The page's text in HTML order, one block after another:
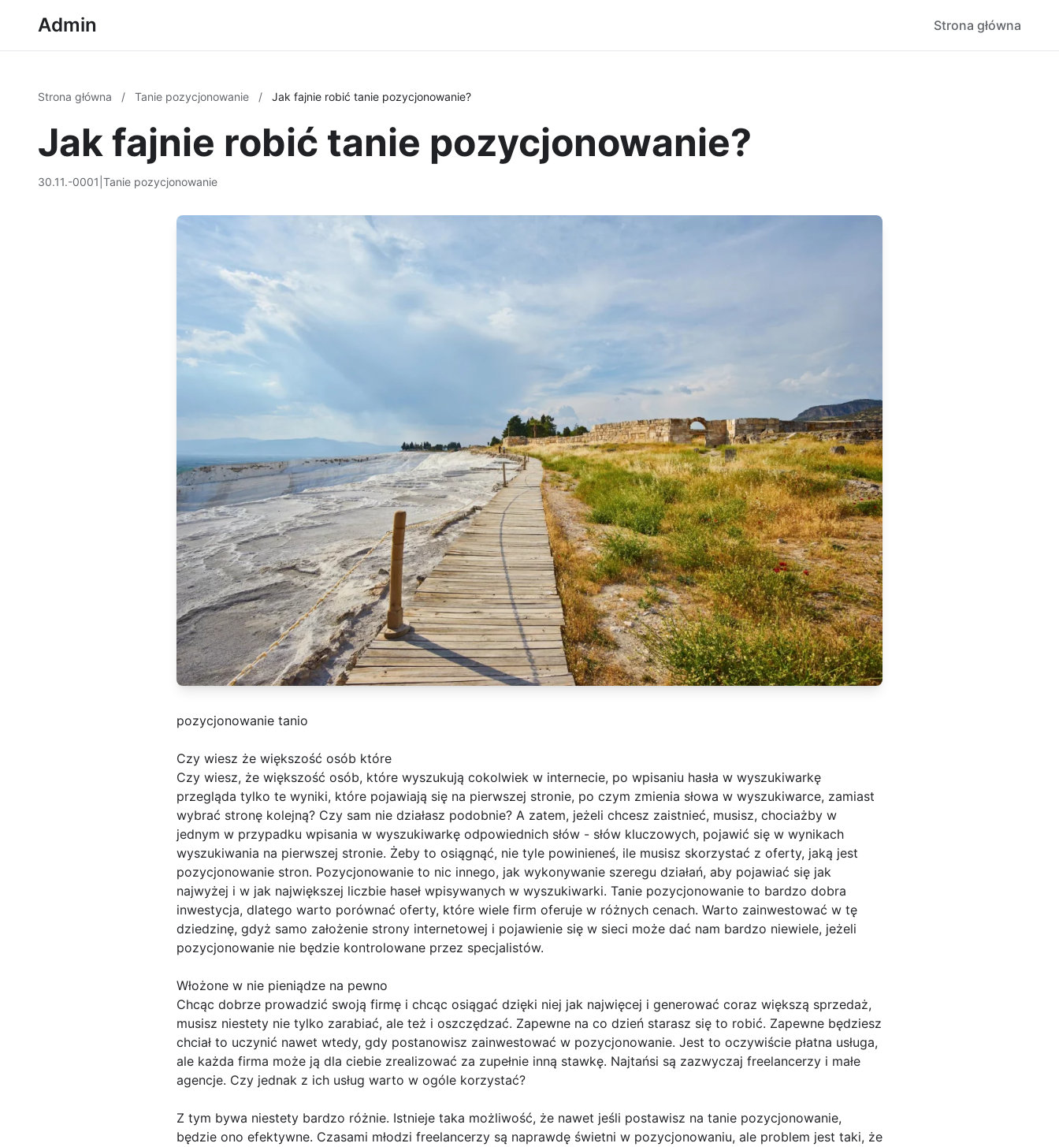
Admin Strona główna
Strona główna / Tanie pozycjonowanie / Jak fajnie robić tanie pozycjonowanie?
Jak fajnie robić tanie pozycjonowanie?
30.11.-0001 Tanie pozycjonowanie
pozycjonowanie tanio
Czy wiesz że większość osób które
Czy wiesz, że większość osób, które wyszukują cokolwiek w internecie, po wpisaniu hasła w wyszukiwarkę
przegląda tylko te wyniki, które pojawiają się na pierwszej stronie, po czym zmienia słowa w wyszukiwarce, zamiast
wybrać stronę kolejną? Czy sam nie działasz podobnie? A zatem, jeżeli chcesz zaistnieć, musisz, chociażby w
jednym w przypadku wpisania w wyszukiwarkę odpowiednich słów - słów kluczowych, pojawić się w wynikach
wyszukiwania na pierwszej stronie. Żeby to osiągnąć, nie tyle powinieneś, ile musisz skorzystać z oferty, jaką jest
pozycjonowanie stron. Pozycjonowanie to nic innego, jak wykonywanie szeregu działań, aby pojawiać się jak
najwyżej i w jak największej liczbie haseł wpisywanych w wyszukiwarki. Tanie pozycjonowanie to bardzo dobra
inwestycja, dlatego warto porównać oferty, które wiele firm oferuje w różnych cenach. Warto zainwestować w tę
dziedzinę, gdyż samo założenie strony internetowej i pojawienie się w sieci może dać nam bardzo niewiele, jeżeli
pozycjonowanie nie będzie kontrolowane przez specjalistów.
Włożone w nie pieniądze na pewno
Chcąc dobrze prowadzić swoją firmę i chcąc osiągać dzięki niej jak najwięcej i generować coraz większą sprzedaż,
musisz niestety nie tylko zarabiać, ale też i oszczędzać. Zapewne na co dzień starasz się to robić. Zapewne będziesz
chciał to uczynić nawet wtedy, gdy postanowisz zainwestować w pozycjonowanie. Jest to oczywiście płatna usługa,
ale każda firma może ją dla ciebie zrealizować za zupełnie inną stawkę. Najtańsi są zazwyczaj freelancerzy i małe
agencje. Czy jednak z ich usług warto w ogóle korzystać?
Z tym bywa niestety bardzo różnie. Istnieje taka możliwość, że nawet jeśli postawisz na tanie pozycjonowanie,
będzie ono efektywne. Czasami młodzi freelancerzy są naprawdę świetni w pozycjonowaniu, ale problem jest taki, że